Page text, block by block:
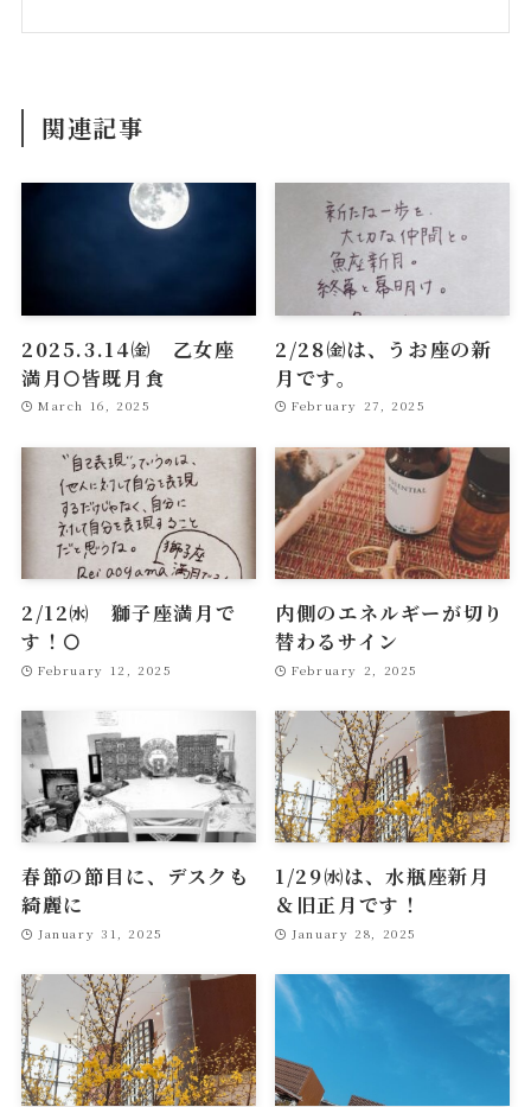
関連記事
2025.3.14㈮ 乙女座
満月🌕皆既月食
March 16, 2025
2/28㈮は、うお座の新
月です。
February 27, 2025
2/12㈬ 獅子座満月で
す！🌕
February 12, 2025
内側のエネルギーが切り
替わるサイン
February 2, 2025
春節の節目に、デスクも
綺麗に
January 31, 2025
1/29㈬は、水瓶座新月
＆旧正月です！
January 28, 2025